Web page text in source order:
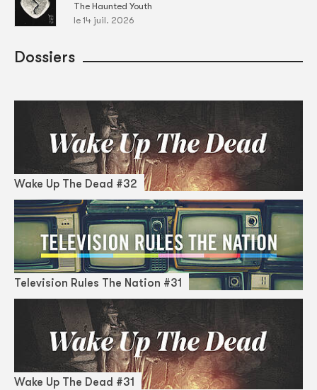
The Haunted Youth
le 14 juil. 2026
Dossiers
Wake Up The Dead #32
Television Rules The Nation #31
Wake Up The Dead #31